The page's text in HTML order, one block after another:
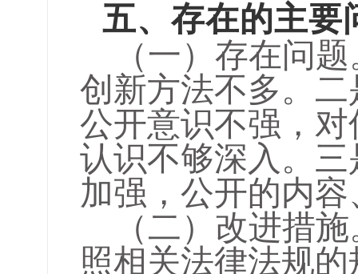
五、存在的主要
（一）存在问
创新方法不多。
公开意识不强，
认识不够深入。
加强，公开的内
（二）改进措
照相关法律法规